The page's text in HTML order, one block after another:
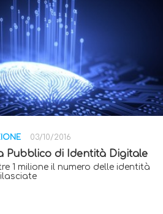
03/10/2016
Pubblico di Identità Digitale
1 milione il numero delle identità